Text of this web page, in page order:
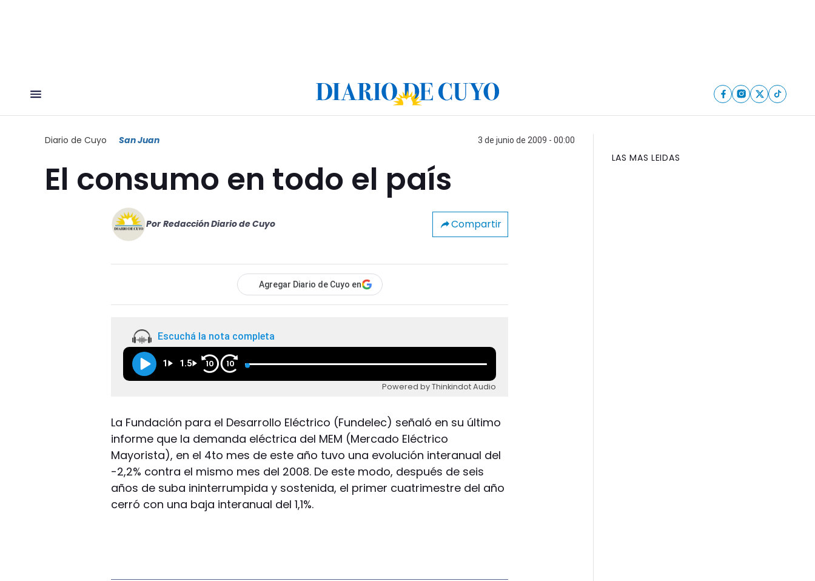
Diario de Cuyo San Juan 3 de junio de 2009 - 00:00
El consumo en todo el país
Por Redacción Diario de Cuyo Compartir
Agregar Diario de Cuyo en
Escuchá la nota completa
1 1.5 10 10
Powered by Thinkindot Audio
La Fundación para el Desarrollo Eléctrico (Fundelec) señaló en su último
informe que la demanda eléctrica del MEM (Mercado Eléctrico
Mayorista), en el 4to mes de este año tuvo una evolución interanual del
-2,2% contra el mismo mes del 2008. De este modo, después de seis
años de suba ininterrumpida y sostenida, el primer cuatrimestre del año
cerró con una baja interanual del 1,1%.
LAS MAS LEIDAS